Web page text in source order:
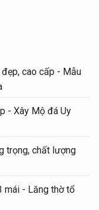
cao cấp - Mẫu
- Xây Mộ đá Uy
trọng, chất lượng
mái - Lăng thờ tổ